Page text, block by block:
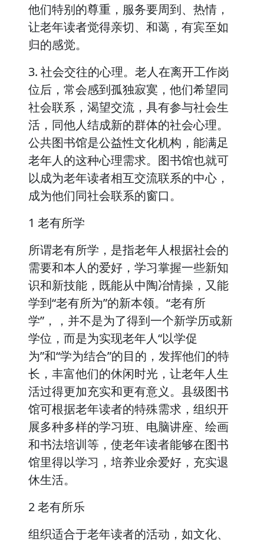
他们特别的尊重，服务要周到、热情，
让老年读者觉得亲切、和蔼，有宾至如
归的感觉。
3. 社会交往的心理。老人在离开工作岗
位后，常会感到孤独寂寞，他们希望同
社会联系，渴望交流，具有参与社会生
活，同他人结成新的群体的社会心理。
公共图书馆是公益性文化机构，能满足
老年人的这种心理需求。图书馆也就可
以成为老年读者相互交流联系的中心，
成为他们同社会联系的窗口。
1 老有所学
所谓老有所学，是指老年人根据社会的
需要和本人的爱好，学习掌握一些新知
识和新技能，既能从中陶冶情操，又能
学到“老有所为”的新本领。“老有所
学”，，并不是为了得到一个新学历或新
学位，而是为实现老年人“以学促
为”和“学为结合”的目的，发挥他们的特
长，丰富他们的休闲时光，让老年人生
活过得更加充实和更有意义。县级图书
馆可根据老年读者的特殊需求，组织开
展多种多样的学习班、电脑讲座、绘画
和书法培训等，使老年读者能够在图书
馆里得以学习，培养业余爱好，充实退
休生活。
2 老有所乐
组织适合于老年读者的活动，如文化、